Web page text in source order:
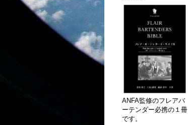
ANFA監修のフレアバ
ーテンダー必携の１冊
です。